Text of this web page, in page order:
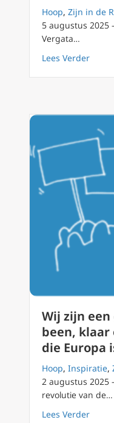
Hoop, Zijn in de
5 augustus 2025
Vergata…
Lees Verder
Wij zijn
been, klaar
die Europa
Hoop, Inspiratie,
2 augustus 2025
revolutie van de…
Lees Verder